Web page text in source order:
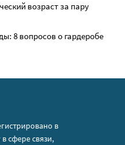
возраст за пару
8 вопросов о гардеробе
в
сфере связи,